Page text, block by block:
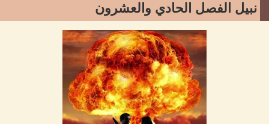
نبيل الفصل الحادي والعشرون